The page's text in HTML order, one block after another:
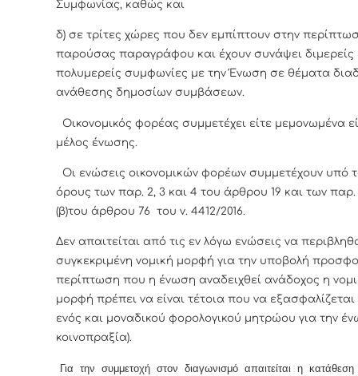
Συμφωνίας, καθώς και
δ) σε τρίτες χώρες που δεν εμπίπτουν στην
παρούσας παραγράφου και έχουν συνάψει διμερείς
πολυμερείς συμφωνίες με την Ένωση σε θέματα
ανάθεσης δημοσίων συμβάσεων.
Οικονομικός φορέας συμμετέχει είτε μεμονωμένα
μέλος ένωσης.
Οι ενώσεις οικονομικών φορέων συμμετέχουν υπό
όρους των παρ. 2, 3 και 4 του άρθρου 19 και των παρ.
(β)του άρθρου 76 του ν. 4412/2016.
Δεν απαιτείται από τις εν λόγω ενώσεις να
συγκεκριμένη νομική μορφή για την υποβολή
περίπτωση που η ένωση αναδειχθεί ανάδοχος η
μορφή πρέπει να είναι τέτοια που να
ενός και μοναδικού φορολογικού μητρώου για την
κοινοπραξία).
Για την συμμετοχή στον διαγωνισμό απαιτείται η